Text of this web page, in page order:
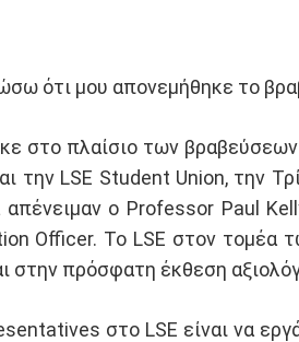
ότι μου απονεμήθηκε το
στο πλαίσιο των
την LSE Student Union, την
ο Professor Paul
Officer. Το LSE στον τομέα
στην πρόσφατη έκθεση
στο LSE είναι να